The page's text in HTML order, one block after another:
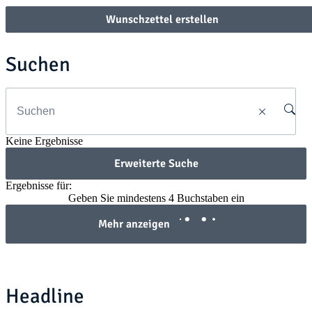
Wunschzettel erstellen
Suchen
Keine Ergebnisse
Erweiterte Suche
Ergebnisse für:
Geben Sie mindestens 4 Buchstaben ein
Mehr anzeigen
Headline